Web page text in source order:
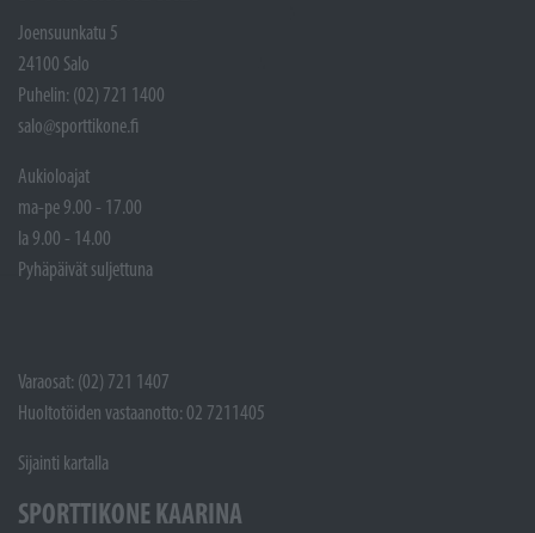
Joensuunkatu 5
24100 Salo
Puhelin: (02) 721 1400
salo@sporttikone.fi
Aukioloajat
ma-pe 9.00 - 17.00
la 9.00 - 14.00
Pyhäpäivät suljettuna
Varaosat: (02) 721 1407
Huoltotöiden vastaanotto: 02 7211405
Sijainti kartalla
SPORTTIKONE KAARINA